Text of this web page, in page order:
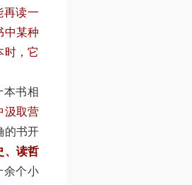
再读一
中某种
时，它
书相
汲取营
的书开
、读哲
余个小